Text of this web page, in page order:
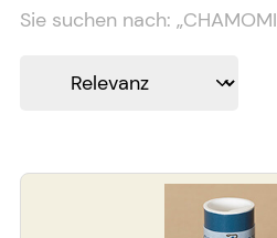
Sie suchen nach: „